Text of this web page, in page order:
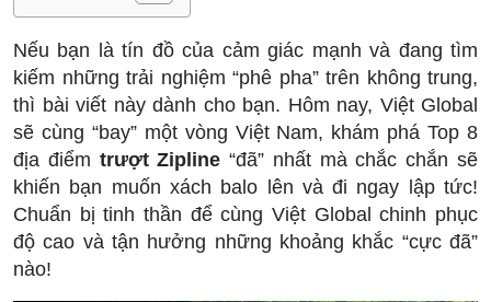
Nếu bạn là tín đồ của cảm giác mạnh và đang tìm
kiếm những trải nghiệm “phê pha” trên không trung,
thì bài viết này dành cho bạn. Hôm nay, Việt Global
sẽ cùng “bay” một vòng Việt Nam, khám phá Top 8
địa điểm trượt Zipline “đã” nhất mà chắc chắn sẽ
khiến bạn muốn xách balo lên và đi ngay lập tức!
Chuẩn bị tinh thần để cùng Việt Global chinh phục
độ cao và tận hưởng những khoảng khắc “cực đã”
nào!